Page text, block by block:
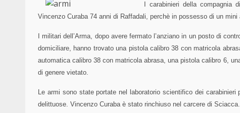
I carabinieri della compagnia
Vincenzo Curaba 74 anni di Raffadali, perchè in possesso di un mini
I militari dell’Arma, dopo avere fermato l’anziano in un posto di
domiciliare, hanno trovato una pistola calibro 38 con matricola
automatica calibro 38 con matricola abrasa, una pistola calibro 6,
di genere vietato.
Le armi sono state portate nel laboratorio scientifico dei
delittuose. Vincenzo Curaba è stato rinchiuso nel carcere di Sciacca.